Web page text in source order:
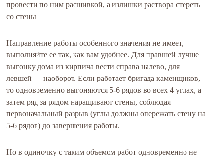
провести по ним расшивкой, а излишки раствора стереть
со стены.
Направление работы особенного значения не имеет,
выполняйте ее так, как вам удобнее. Для правшей лучше
выгонку дома из кирпича вести справа налево, для
левшей — наоборот. Если работает бригада каменщиков,
то одновременно выгоняются 5-6 рядов во всех 4 углах, а
затем ряд за рядом наращивают стены, соблюдая
первоначальный разрыв (углы должны опережать стену на
5-6 рядов) до завершения работы.
Но в одиночку с таким объемом работ одновременно не